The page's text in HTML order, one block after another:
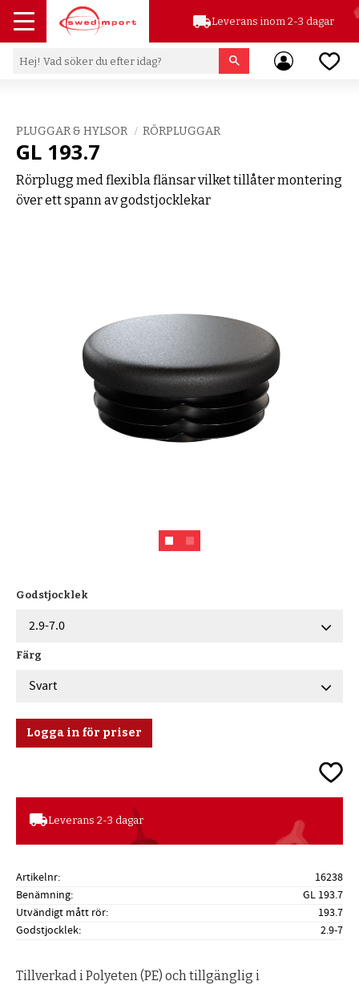
Meny
local_shippingLeverans inom 2-3 dagar
PLUGGAR & HYLSOR RÖRPLUGGAR
GL 193.7
Rörplugg med flexibla flänsar vilket tillåter montering
över ett spann av godstjocklekar
Godstjocklek
Färg
Logga in för priser
Lägg
local_shippingLeverans 2-3 dagar
Artikelnr
16238
Benämning
GL 193.7
Utvändigt mått rör
193.7
Godstjocklek
2.9-7
Tillverkad i Polyeten (PE) och tillgänglig i